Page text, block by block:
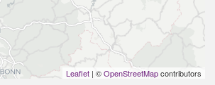
Leaflet | ©OpenStreetMapcontributors